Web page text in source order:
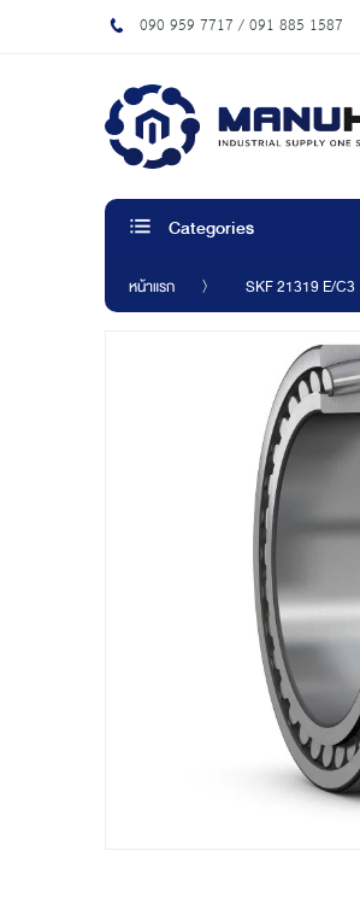
090 959 7717 / 091 885 1587
Categories
หน้าแรก SKF 21319 E/C3